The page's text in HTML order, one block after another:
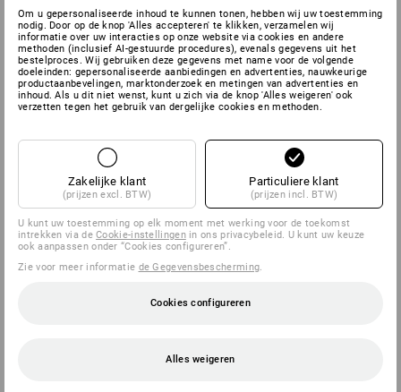
Om u gepersonaliseerde inhoud te kunnen tonen, hebben wij uw toestemming
nodig. Door op de knop 'Alles accepteren' te klikken, verzamelen wij
informatie over uw interacties op onze website via cookies en andere
methoden (inclusief AI-gestuurde procedures), evenals gegevens uit het
bestelproces. Wij gebruiken deze gegevens met name voor de volgende
doeleinden: gepersonaliseerde aanbiedingen en advertenties, nauwkeurige
productaanbevelingen, marktonderzoek en metingen van advertenties en
inhoud. Als u dit niet wenst, kunt u zich via de knop 'Alles weigeren' ook
verzetten tegen het gebruik van dergelijke cookies en methoden.
Zakelijke klant
(prijzen excl. BTW)
Particuliere klant
(prijzen incl. BTW)
U kunt uw toestemming op elk moment met werking voor de toekomst
intrekken via deCookie-instellingenin ons privacybeleid. U kunt uw keuze
ook aanpassen onder “Cookies configureren”.
Zie voor meer informatie de Gegevensbescherming.
Cookies configureren
Alles weigeren